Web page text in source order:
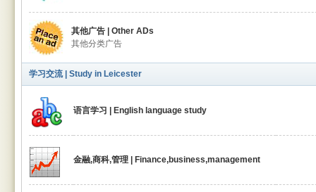
其他广告 | Other ADs
其他分类广告
学习交流 | Study in Leicester
语言学习 | English language study
金融,商科,管理 | Finance,business,management